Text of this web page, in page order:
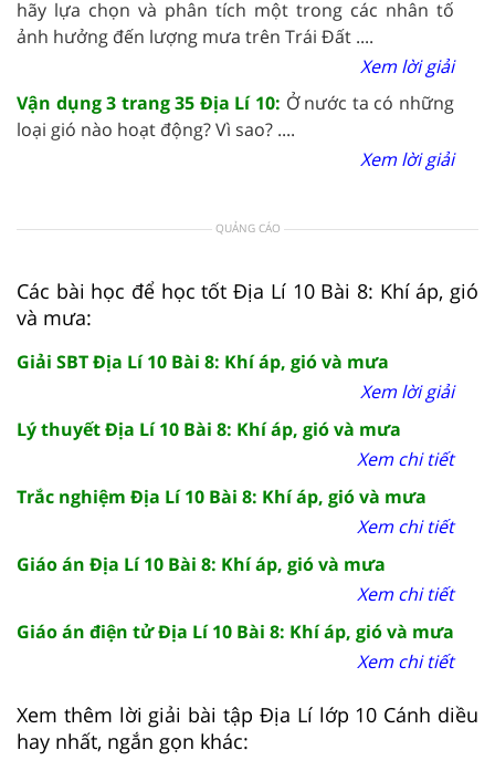
hãy lựa chọn và phân tích một trong các nhân tố
ảnh hưởng đến lượng mưa trên Trái Đất ....
Xem lời giải
Vận dụng 3 trang 35 Địa Lí 10: Ở nước ta có những
loại gió nào hoạt động? Vì sao? ....
Xem lời giải
QUẢNG CÁO
Các bài học để học tốt Địa Lí 10 Bài 8: Khí áp, gió
và mưa:
Giải SBT Địa Lí 10 Bài 8: Khí áp, gió và mưa
Xem lời giải
Lý thuyết Địa Lí 10 Bài 8: Khí áp, gió và mưa
Xem chi tiết
Trắc nghiệm Địa Lí 10 Bài 8: Khí áp, gió và mưa
Xem chi tiết
Giáo án Địa Lí 10 Bài 8: Khí áp, gió và mưa
Xem chi tiết
Giáo án điện tử Địa Lí 10 Bài 8: Khí áp, gió và mưa
Xem chi tiết
Xem thêm lời giải bài tập Địa Lí lớp 10 Cánh diều
hay nhất, ngắn gọn khác: